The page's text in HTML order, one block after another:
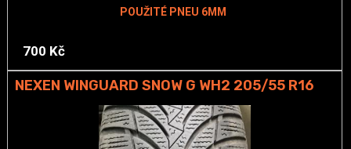
POUŽITÉ PNEU 6MM
700 Kč
NEXEN WINGUARD SNOW G WH2 205/55 R16